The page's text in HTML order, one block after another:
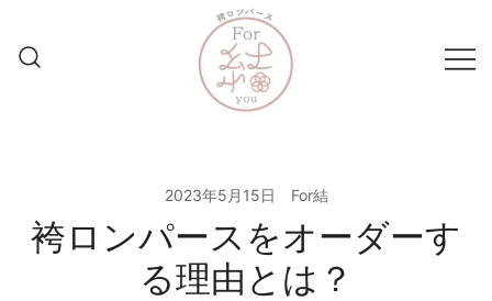
2023年5月15日 For結
袴ロンパースをオーダーす
る理由とは？